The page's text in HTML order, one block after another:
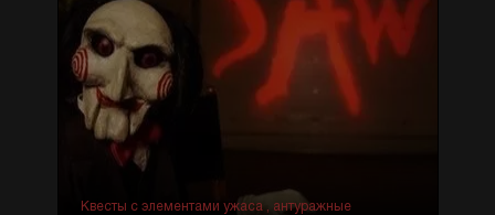
Квесты с элементами ужаса , антуражные